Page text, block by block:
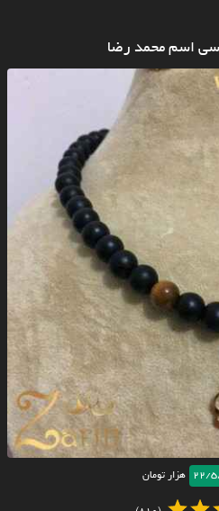
اسم محمد رضا
22/ هزار تومان